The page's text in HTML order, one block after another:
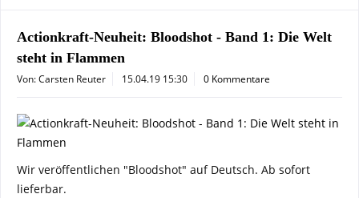
Actionkraft-Neuheit: Bloodshot - Band 1: Die Welt
steht in Flammen
Von: Carsten Reuter 15.04.19 15:30 0 Kommentare
Wir veröffentlichen "Bloodshot" auf Deutsch. Ab sofort
lieferbar.